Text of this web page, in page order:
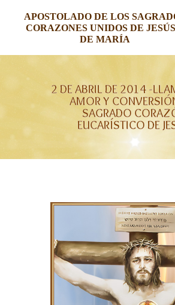
APOSTOLADO DE LOS
CORAZONES UNIDOS DE
DE MARÍA
2 DE ABRIL DE 2014 -
AMOR Y
SAGRADO
EUCARÍSTICO DE